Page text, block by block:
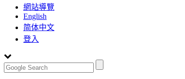
網站導覽
English
简体中文
登入